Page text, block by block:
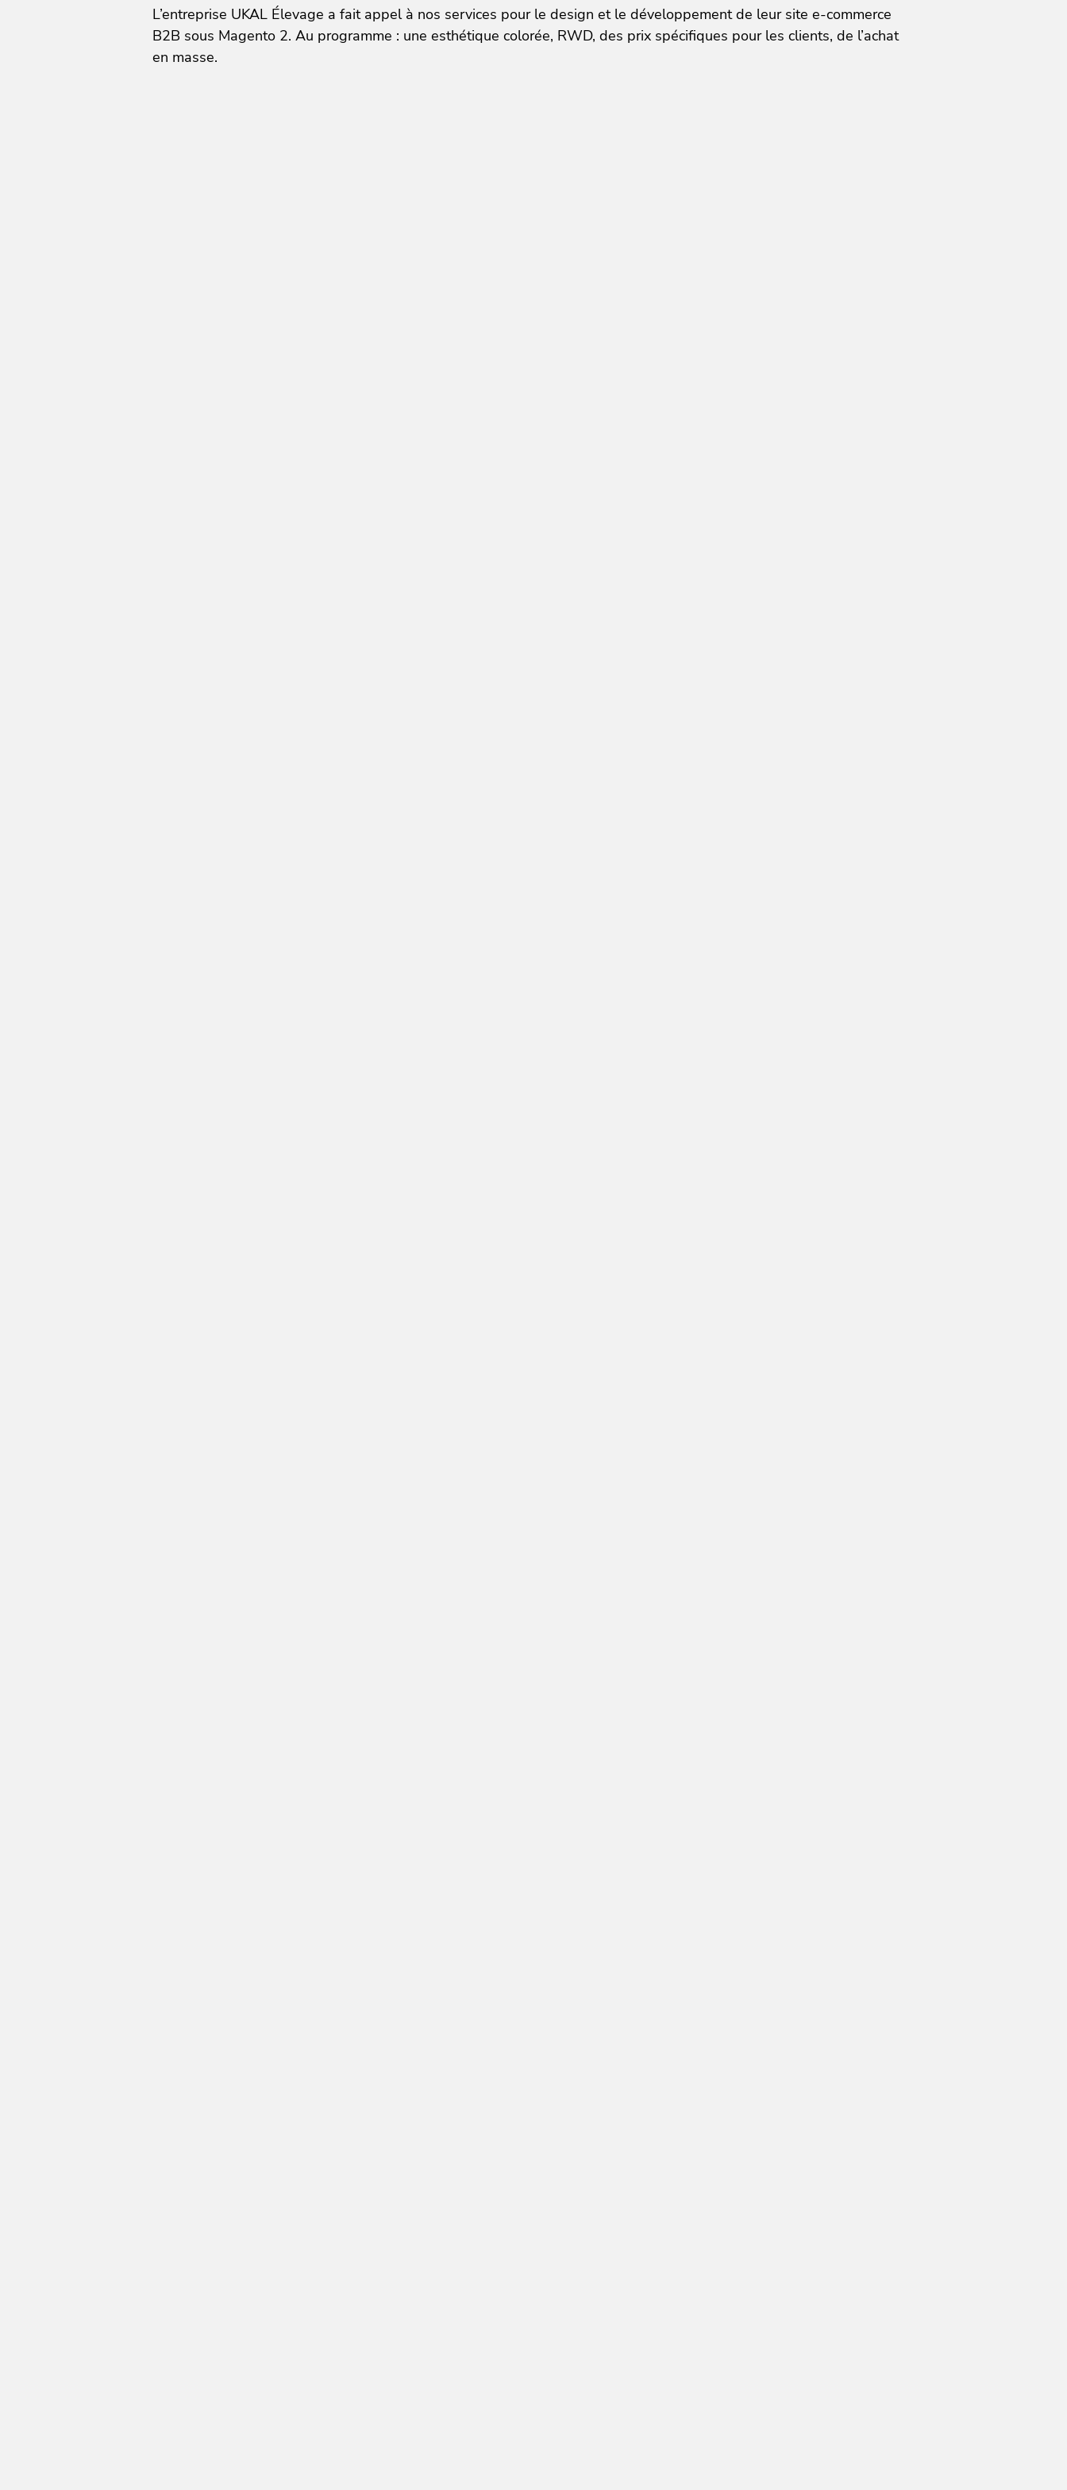
L’entreprise UKAL Élevage a fait appel à nos services pour le design et le développement de leur site e-commerce
B2B sous Magento 2. Au programme : une esthétique colorée, RWD, des prix spécifiques pour les clients, de l’achat
en masse.